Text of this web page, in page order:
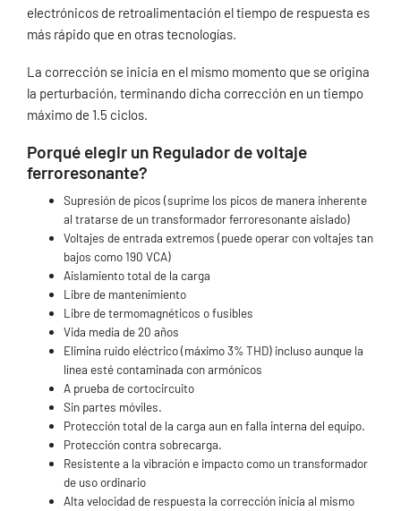
electrónicos de retroalimentación el tiempo de respuesta es
más rápido que en otras tecnologías.
La corrección se inicia en el mismo momento que se origina
la perturbación, terminando dicha corrección en un tiempo
máximo de 1.5 ciclos.
Porqué elegir un Regulador de voltaje
ferroresonante?
Supresión de picos (suprime los picos de manera inherente
al tratarse de un transformador ferroresonante aislado)
Voltajes de entrada extremos (puede operar con voltajes tan
bajos como 190 VCA)
Aislamiento total de la carga
Libre de mantenimiento
Libre de termomagnéticos o fusibles
Vida media de 20 años
Elimina ruido eléctrico (máximo 3% THD) incluso aunque la
línea esté contaminada con armónicos
A prueba de cortocircuito
Sin partes móviles.
Protección total de la carga aun en falla interna del equipo.
Protección contra sobrecarga.
Resistente a la vibración e impacto como un transformador
de uso ordinario
Alta velocidad de respuesta la corrección inicia al mismo